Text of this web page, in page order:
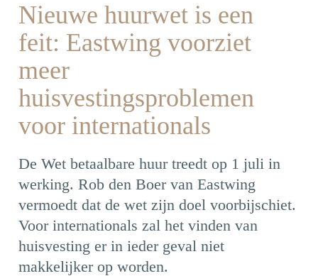
Nieuwe huurwet is een
feit: Eastwing voorziet
meer
huisvestingsproblemen
voor internationals
De Wet betaalbare huur treedt op 1 juli in
werking. Rob den Boer van Eastwing
vermoedt dat de wet zijn doel voorbijschiet.
Voor internationals zal het vinden van
huisvesting er in ieder geval niet
makkelijker op worden.